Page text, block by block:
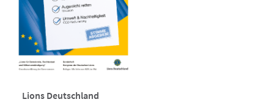
Lions Deutschland